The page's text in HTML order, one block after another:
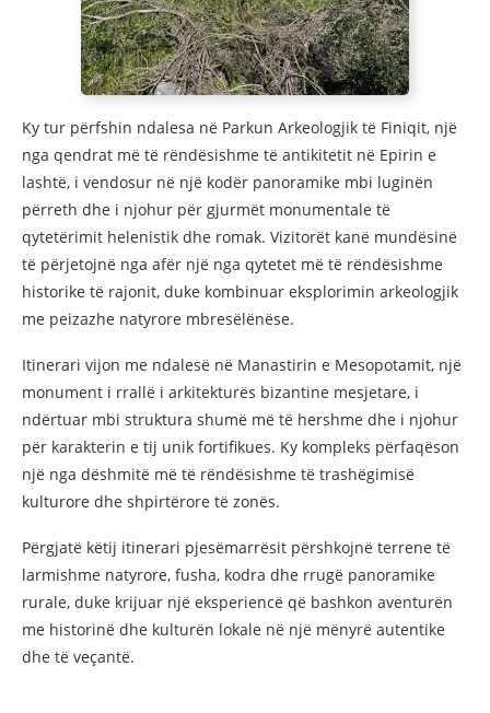
Ky tur përfshin ndalesa në Parkun Arkeologjik të Finiqit, një
nga qendrat më të rëndësishme të antikitetit në Epirin e
lashtë, i vendosur në një kodër panoramike mbi luginën
përreth dhe i njohur për gjurmët monumentale të
qytetërimit helenistik dhe romak. Vizitorët kanë mundësinë
të përjetojnë nga afër një nga qytetet më të rëndësishme
historike të rajonit, duke kombinuar eksplorimin arkeologjik
me peizazhe natyrore mbresëlënëse.
Itinerari vijon me ndalesë në Manastirin e Mesopotamit, një
monument i rrallë i arkitekturës bizantine mesjetare, i
ndërtuar mbi struktura shumë më të hershme dhe i njohur
për karakterin e tij unik fortifikues. Ky kompleks përfaqëson
një nga dëshmitë më të rëndësishme të trashëgimisë
kulturore dhe shpirtërore të zonës.
Përgjatë këtij itinerari pjesëmarrësit përshkojnë terrene të
larmishme natyrore, fusha, kodra dhe rrugë panoramike
rurale, duke krijuar një eksperiencë që bashkon aventurën
me historinë dhe kulturën lokale në një mënyrë autentike
dhe të veçantë.